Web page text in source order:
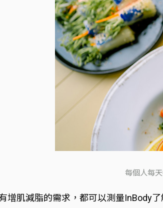
每個人每
增肌減脂的需求，都可以測量InBody